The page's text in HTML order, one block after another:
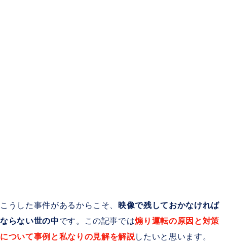
こうした事件があるからこそ、映像で残しておかなければ
ならない世の中です。この記事では煽り運転の原因と対策
について事例 と私なりの見解を解説 したいと思います。